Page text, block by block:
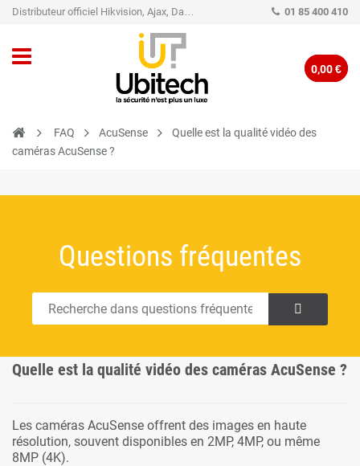
Distributeur officiel Hikvision, Ajax, Dahua, TP-Link - Caméra de vidéo surveillance - Alarme 01 85 400 410
0,00 €
FAQ AcuSense
Quelle est la qualité vidéo des
caméras AcuSense ?
Questions fréquentes
Quelle est la qualité vidéo des caméras AcuSense ?
Les caméras AcuSense offrent des images en haute
résolution, souvent disponibles en 2MP, 4MP, ou même
8MP (4K).